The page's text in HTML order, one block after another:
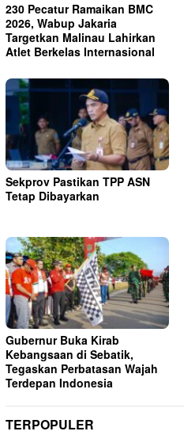
230 Pecatur Ramaikan BMC
2026, Wabup Jakaria
Targetkan Malinau Lahirkan
Atlet Berkelas Internasional
Sekprov Pastikan TPP ASN
Tetap Dibayarkan
Gubernur Buka Kirab
Kebangsaan di Sebatik,
Tegaskan Perbatasan Wajah
Terdepan Indonesia
TERPOPULER